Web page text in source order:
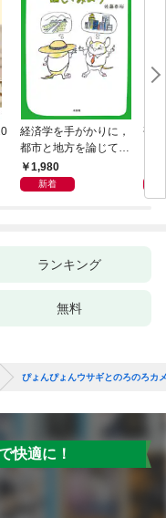
経済学を手がかりに，
都市と地方を論じてみ
よう1,980
新着
研
ランキング
無料
ぴょんぴょんウサギとのろのろカ
快適に！